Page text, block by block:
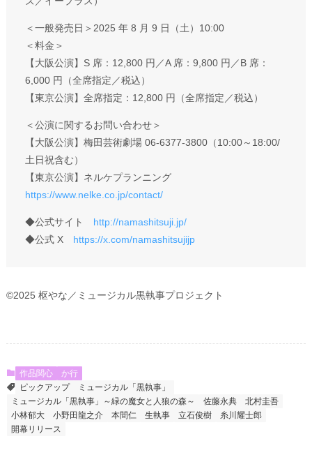
＜一般発売日＞2025 年 8 月 9 日（土）10:00
＜料金＞
【大阪公演】S 席：12,800 円／A 席：9,800 円／B 席：
6,000 円（全席指定／税込）
【東京公演】全席指定：12,800 円（全席指定／税込）
＜公演に関するお問い合わせ＞
【大阪公演】梅田芸術劇場 06-6377-3800（10:00～18:00/
土日祝含む）
【東京公演】ネルケプランニング
https://www.nelke.co.jp/contact/
◆公式サイト http://namashitsuji.jp/
◆公式 X https://x.com/namashitsujijp
©2025 枢やな／ミュージカル黒執事プロジェクト
作品関心
か行
ピックアップ
ミュージカル「黒執事」
ミュージカル「黒執事」～緑の魔女と人狼の森～
佐藤永典
北村圭吾
小林郁大
小野田龍之介 本間仁 生執事 立石俊樹
糸川耀士郎
開幕リリース